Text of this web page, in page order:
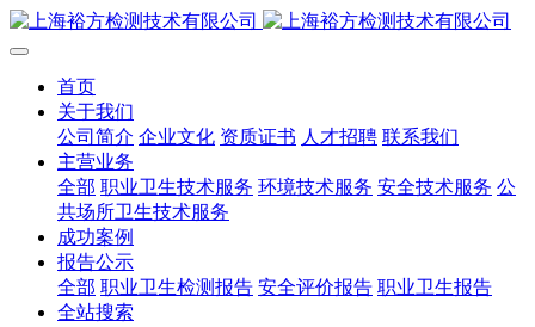
首页
关于我们
公司简介 企业文化 资质证书 人才招聘 联系我们
主营业务
全部 职业卫生技术服务 环境技术服务 安全技术服务 公
共场所卫生技术服务
成功案例
报告公示
全部 职业卫生检测报告 安全评价报告 职业卫生报告
全站搜索